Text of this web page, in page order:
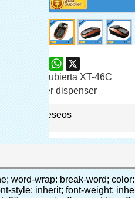
Facebook
Pinterest
MastodonWhatsApp
de la cubierta XT-46C
shoe cover dispenser
lista de deseos
#ddd; color: #333; font-weight: bold; padding: 8px 10px; line-height: 12px;"> Descripción del producto </span> </div> <div style="padding: 10px 0px;"> <p>&nbsp;&nbsp;<img src="http://i03.i.aliimg.com/simg/single/icon/placeholder_100x100.png" data-src="http://g01.s.alicdn.com/kf/HTB18lcbIXXXXXbEXVXXq6xXFXXXF/200852200/HTB18lcbIXXXXXbEXVXXq6xXFXXXF.jpg" data-alt="Con 1000 unids de la cubierta del zapato zapato automático cubierta de la máquina" width="700" style="background-color: #f5f5f5;" ori-width="785" ori-height="559" /> <noscript><img src="http://g01.s.alicdn.com/kf/HTB18lcbIXXXXXbEXVXXq6xXFXXXF/200852200/HTB18lcbIXXXXXbEXVXXq6xXFXXXF.jpg" alt="Con 1000 unids de la cubierta del zapato zapato automático cubierta de la máquina" width="700" style="background-color: #f5f5f5;" ori-width="785" ori-height="559"></noscript> </p> <p><img src="http://i03.i.aliimg.com/simg/single/icon/placeholder_100x100.png" data-src="http://g04.s.alicdn.com/kf/HTB1t2oxIXXXXXXOXpXXq6xXFXXXF/200852200/HTB1t2oxIXXXXXXOXpXXq6xXFXXXF.jpg" data-alt="Con 1000 unids de la cubierta del zapato zapato automático cubierta de la máquina" width="700" style="background-color: #f5f5f5;" ori-width="800" ori-height="654" /> <noscript><img src="http://g04.s.alicdn.com/kf/HTB1t2oxIXXXXXXOXpXXq6xXFXXXF/200852200/HTB1t2oxIXXXXXXOXpXXq6xXFXXXF.jpg" alt="Con 1000 unids de la cubierta del zapato zapato automático cubierta de la máquina" width="700" style="background-color: #f5f5f5;" ori-width="800" ori-height="654"></noscript> </p> </div> </div> <div id="ali-anchor-AliPostDhMb-jfxjh" style="padding-top: 8px;" data-section="AliPostDhMb-jfxjh" data-section-title="Product Advantages"> <div id="ali-title-AliPostDhMb-jfxjh" style="padding: 8px 0px; border-bottom-style: solid;"> <span style="background-color: #ddd; color: #333; font-weight: bold; padding: 8px 10px; line-height: 12px;"> Ventajas del producto </span> </div> <div style="padding: 10px 0px;"> <p>&nbsp;</p> <table class="aliDataTable" style="width: 600px; height: 436px;"><tbody> <tr style="height: 34.35pt;" align="left"><td style="width: 598pt;" colspan="2" valign="center"><p> <span style="line-height: normal; font-weight: bold; fo